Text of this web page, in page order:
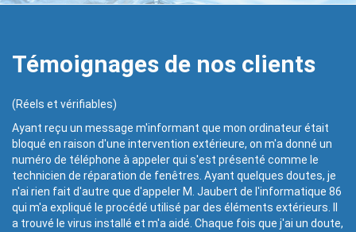
Témoignages de nos clients
(Réels et vérifiables)
Ayant reçu un message m'informant que mon ordinateur était
bloqué en raison d'une intervention extérieure, on m'a donné un
numéro de téléphone à appeler qui s'est présenté comme le
technicien de réparation de fenêtres. Ayant quelques doutes, je
n'ai rien fait d'autre que d'appeler M. Jaubert de l'informatique 86
qui m'a expliqué le procédé utilisé par des éléments extérieurs. Il
a trouvé le virus installé et m'a aidé. Chaque fois que j'ai un doute,